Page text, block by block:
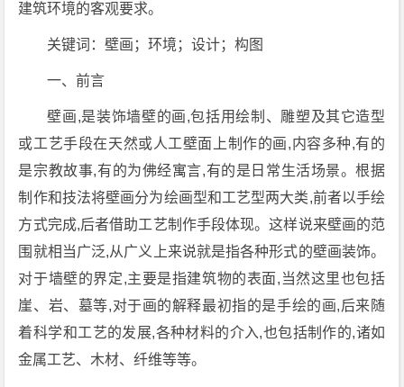
建筑环境的客观要求。
关键词：壁画；环境；设计；构图
一、前言
壁画,是装饰墙壁的画,包括用绘制、雕塑及其它造型
或工艺手段在天然或人工壁面上制作的画,内容多种,有的
是宗教故事,有的为佛经寓言,有的是日常生活场景。根据
制作和技法将壁画分为绘画型和工艺型两大类,前者以手绘
方式完成,后者借助工艺制作手段体现。这样说来壁画的范
围就相当广泛,从广义上来说就是指各种形式的壁画装饰。
对于墙壁的界定,主要是指建筑物的表面,当然这里也包括
崖、岩、墓等,对于画的解释最初指的是手绘的画,后来随
着科学和工艺的发展,各种材料的介入,也包括制作的,诸如
金属工艺、木材、纤维等等。